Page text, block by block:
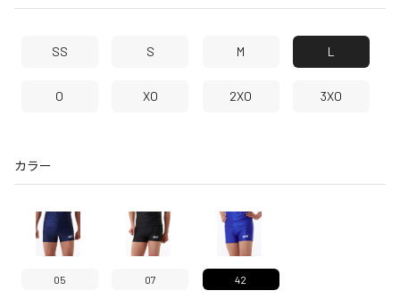
SS S M L
O XO 2XO 3XO
カラー
05 07 42